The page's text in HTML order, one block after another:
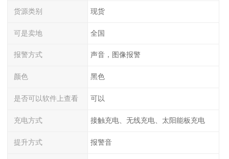
货源类别 现货
可是卖地 全国
报警方式 声音，图像报警
颜色 黑色
是否可以软件上查看 可以
充电方式 接触充电、无线充电、太阳能板充电
提升方式 报警音